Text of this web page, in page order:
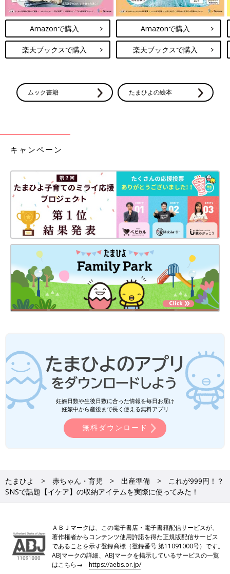
Amazonで購入
楽天ブックスで購入
Amazonで購入
楽天ブックスで購入
ムック書籍 たまひよの絵本
キャンペーン
妊娠日数や生後日数に合った情報を毎日お届け
妊娠中から産後まで長く使える無料アプリ
無料ダウンロード
たまひよ 赤ちゃん・育児 出産準備
これが999円！？
SNSで話題【イケア】の収納アイテムを実際に使ってみた！
ＡＢＪマークは、この電子書店・電子書籍配信サービスが、
著作権者からコンテンツ使用許諾を得た正規版配信サービス
であることを示す登録商標（登録番号 第11091000号）です。
ABJマークの詳細、ABJマークを掲示しているサービスの一覧
はこちら→https://aebs.or.jp/